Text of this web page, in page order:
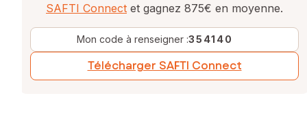
SAFTI Connect et gagnez 875€ en moyenne.
Mon code à renseigner :354140
Télécharger SAFTI Connect